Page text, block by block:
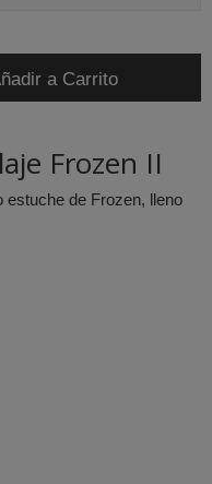
a Carrito
Frozen II
lleno